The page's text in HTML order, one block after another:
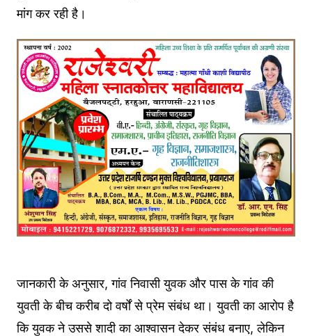
मांग कर रही है।
जानकारी के अनुसार, गांव निवासी युवक और पास के गांव की
युवती के बीच करीब दो वर्षों से प्रेम संबंध था। युवती का आरोप है
कि युवक ने उससे शादी का आश्वासन देकर संबंध बनाए, लेकिन